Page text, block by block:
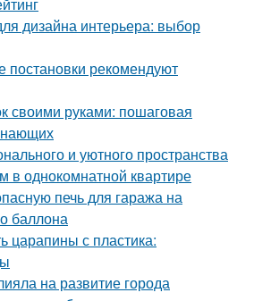
дизайна интерьера: выбор
постановки рекомендуют
своими руками: пошаговая
и уютного пространства
в однокомнатной квартире
печь для гаража на
баллона
царапины с пластика:
на развитие города